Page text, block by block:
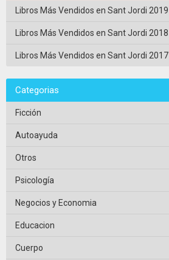
Libros Más Vendidos en Sant Jordi 2019
Libros Más Vendidos en Sant Jordi 2018
Libros Más Vendidos en Sant Jordi 2017
Categorias
Ficción
Autoayuda
Otros
Psicología
Negocios y Economia
Educacion
Cuerpo